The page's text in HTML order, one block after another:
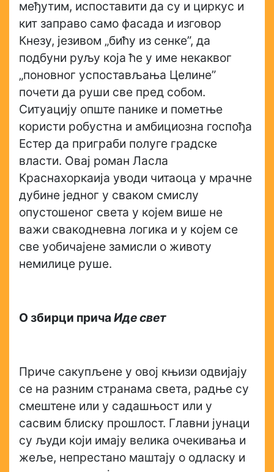
међутим, испоставити да су и циркус и
кит заправо само фасада и изговор
Кнезу, језивом „бићу из сенке”, да
подбуни руљу која ће у име некаквог
„поновног успостављања Целине”
почети да руши све пред собом.
Ситуацију опште панике и пометње
користи робустна и амбициозна госпођа
Естер да приграби полуге градске
власти. Овај роман Ласла
Краснахоркаија уводи читаоца у мрачне
дубине једног у сваком смислу
опустошеног света у којем више не
важи свакодневна логика и у којем се
све уобичајене замисли о животу
немилице руше.
О збирци прича Иде свет
Приче сакупљене у овој књизи одвијају
се на разним странама света, радње су
смештене или у садашњост или у
сасвим блиску прошлост. Главни јунаци
су људи који имају велика очекивања и
жеље, непрестано маштају о одласку и